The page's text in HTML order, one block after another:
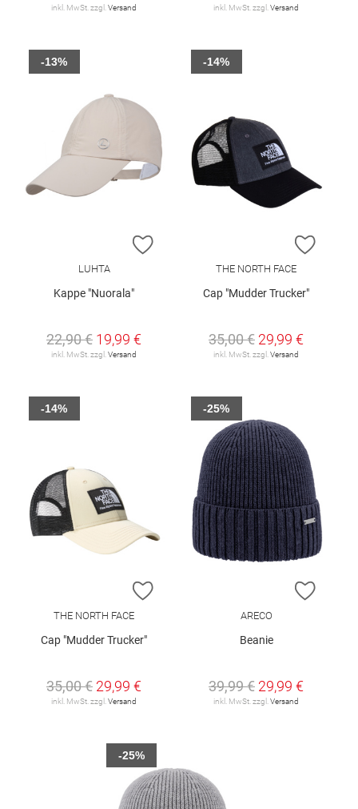
inkl. MwSt. zzgl. Versand inkl. MwSt. zzgl. Versand
ZUR WUNSCHLISTE HINZUFÜGEN
LUHTA
Kappe "Nuorala"
22,90 € 19,99 €
inkl. MwSt. zzgl. Versand
-13%
ZUR
THE NORTH FACE
Cap "Mudder Trucker"
35,00 € 29,99 €
inkl. MwSt. zzgl. Versand
-14%
ZUR WUNSCHLISTE HINZUFÜGEN
THE NORTH FACE
Cap "Mudder Trucker"
35,00 € 29,99 €
inkl. MwSt. zzgl. Versand
-14%
ZUR
ARECO
Beanie
39,99 € 29,99 €
inkl. MwSt. zzgl. Versand
-25%
-25%